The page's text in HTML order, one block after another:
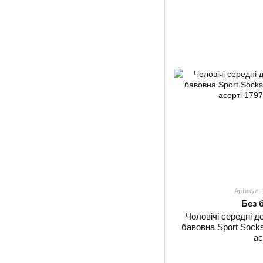
Артикул:
Без
Чоловічі середні
бавовна Sport